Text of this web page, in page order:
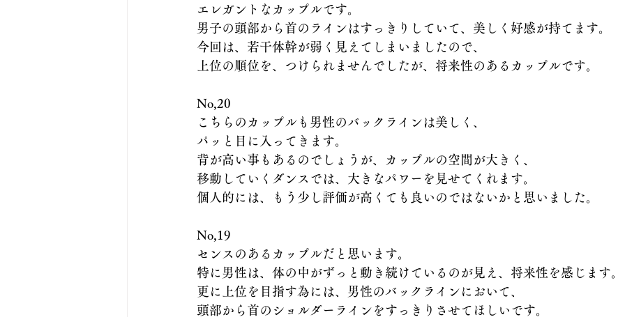
エレガントなカップルです。
男子の頭部から首のラインはすっきりしていて、美しく好感が持てます。
今回は、若干体幹が弱く見えてしまいましたので、
上位の順位を、つけられませんでしたが、将来性のあるカップルです。
No,20
こちらのカップルも男性のバックラインは美しく、
パッと目に入ってきます。
背が高い事もあるのでしょうが、カップルの空間が大きく、
移動していくダンスでは、大きなパワーを見せてくれます。
個人的には、もう少し評価が高くても良いのではないかと思いました。
No,19
センスのあるカップルだと思います。
特に男性は、体の中がずっと動き続けているのが見え、将来性を感じます。
更に上位を目指す為には、男性のバックラインにおいて、
頭部から首のショルダーラインをすっきりさせてほしいです。